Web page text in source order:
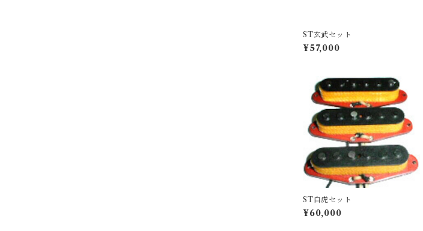
ST玄武セット
¥57,000
ST白虎セット
¥60,000